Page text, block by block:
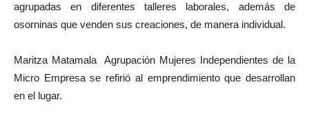
agrupadas en diferentes talleres laborales, además de
osorninas que venden sus creaciones, de manera individual.
Maritza Matamala Agrupación Mujeres Independientes de la
Micro Empresa se refirió al emprendimiento que desarrollan
en el lugar.